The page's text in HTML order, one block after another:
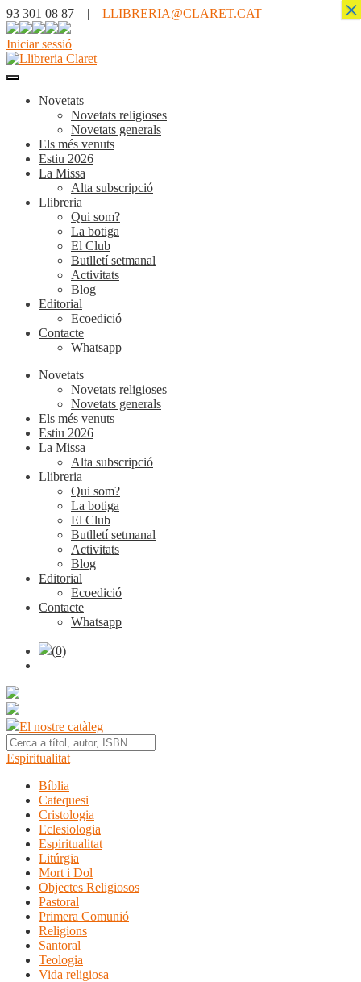
93 301 08 87 | LLIBRERIA@CLARET.CAT
Iniciar sessió
Novetats
Novetats religioses
Novetats generals
Els més venuts
Estiu 2026
La Missa
Alta subscripció
Llibreria
Qui som?
La botiga
El Club
Butlletí setmanal
Activitats
Blog
Editorial
Ecoedició
Contacte
Whatsapp
Novetats
Novetats religioses
Novetats generals
Els més venuts
Estiu 2026
La Missa
Alta subscripció
Llibreria
Qui som?
La botiga
El Club
Butlletí setmanal
Activitats
Blog
Editorial
Ecoedició
Contacte
Whatsapp
(0)
El nostre catàleg
Espiritualitat
Bíblia
Catequesi
Cristologia
Eclesiologia
Espiritualitat
Litúrgia
Mort i Dol
Objectes Religiosos
Pastoral
Primera Comunió
Religions
Santoral
Teologia
Vida religiosa
×